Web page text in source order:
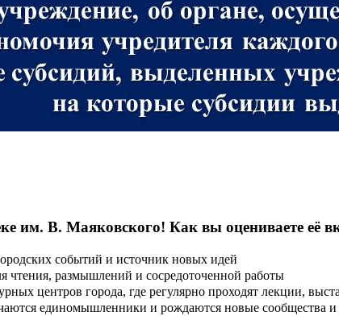
им. В. Маяковского! Как вы оцениваете её
событий и источник новых идей
чтения, размышлений и сосредоточенной работы
центров города, где регулярно проходят лекции,
единомышленники и рождаются новые сообщества и